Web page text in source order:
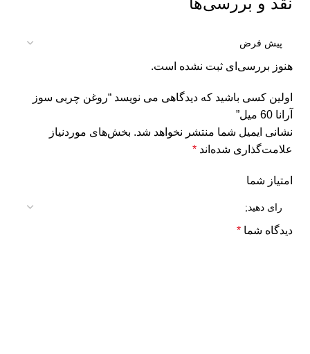
هنوز بررسی‌ای ثبت نشده است.
اولین کسی باشید که دیدگاهی می نویسد “روغن چربی سوز
آرانا 60 میل”
نشانی ایمیل شما منتشر نخواهد شد. بخش‌های موردنیاز
علامت‌گذاری شده‌اند *
امتیاز شما
دیدگاه شما *